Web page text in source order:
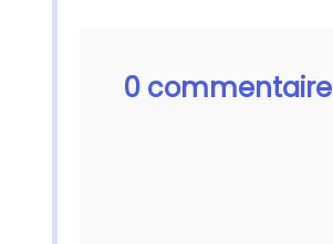
0 commentaire